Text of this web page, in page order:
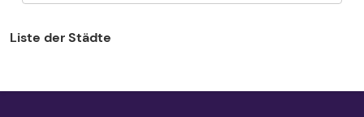
Liste der Städte